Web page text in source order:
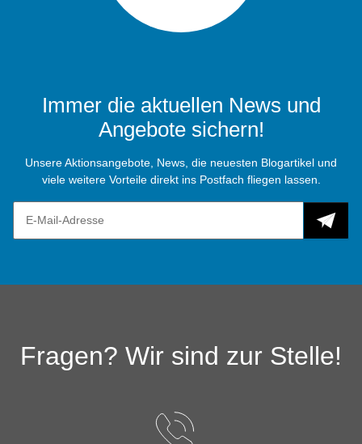
Immer die aktuellen News und
Angebote sichern!
Unsere Aktionsangebote, News, die neuesten Blogartikel und
viele weitere Vorteile direkt ins Postfach fliegen lassen.
Fragen? Wir sind zur Stelle!